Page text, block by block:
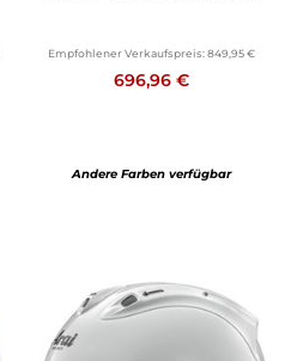
Empfohlener Verkaufspreis: 849,95 €
696,96 €
Andere Farben verfügbar